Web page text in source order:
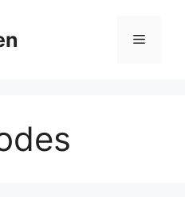
Menü